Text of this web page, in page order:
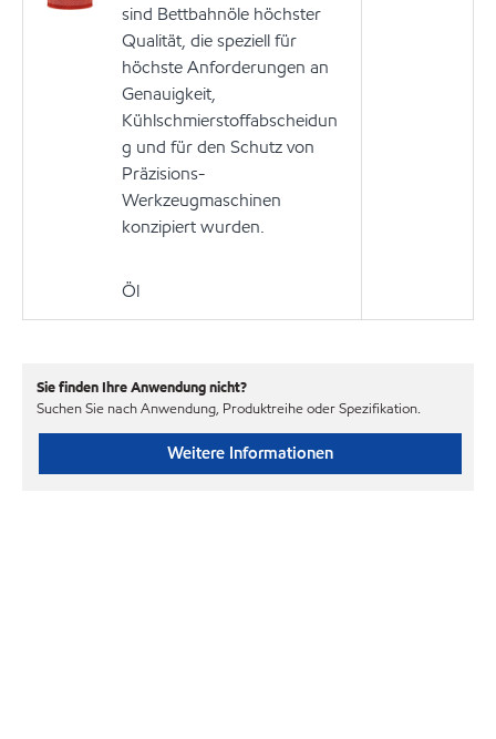
sind Bettbahnöle höchster
Qualität, die speziell für
höchste Anforderungen an
Genauigkeit,
Kühlschmierstoffabscheidun
g und für den Schutz von
Präzisions-
Werkzeugmaschinen
konzipiert wurden.
Öl
Sie finden Ihre Anwendung nicht?
Suchen Sie nach Anwendung, Produktreihe oder Spezifikation.
Weitere Informationen